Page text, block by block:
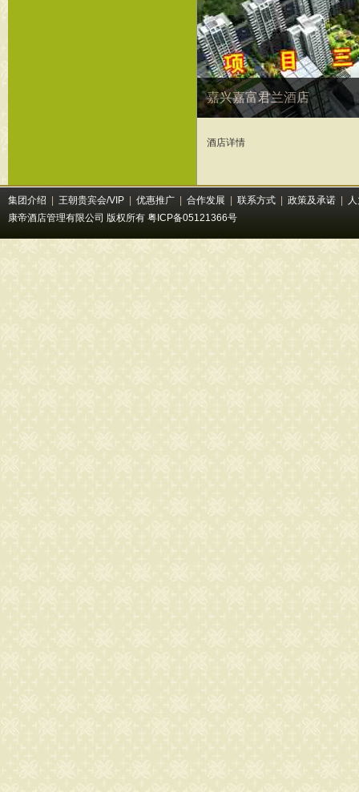
嘉兴嘉富君兰酒店
酒店详情
集团介绍 王朝贵宾会/VIP 优惠推广 合作发展 联系方式 政策及承诺
康帝酒店管理有限公司 版权所有 粤ICP备05121366号